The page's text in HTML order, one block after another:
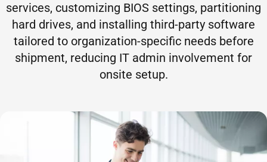
services, customizing BIOS settings, partitioning
hard drives, and installing third-party software
tailored to organization-specific needs before
shipment, reducing IT admin involvement for
onsite setup.